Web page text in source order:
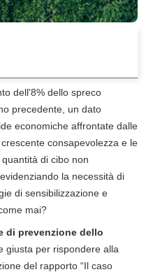
dell'8% dello spreco
precedente, un dato
economiche affrontate dalle
consapevolezza e le
di cibo non
la necessità di
di sensibilizzazione e
mai?
di prevenzione dello
giusta per rispondere alla
del rapporto “Il caso